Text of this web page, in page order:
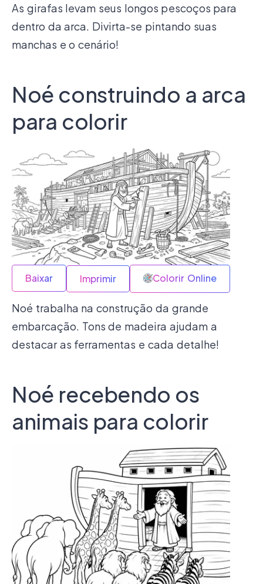
As girafas levam seus longos pescoços para
dentro da arca. Divirta-se pintando suas
manchas e o cenário!
Noé construindo a arca
para colorir
Baixar Imprimir Colorir Online
Noé trabalha na construção da grande
embarcação. Tons de madeira ajudam a
destacar as ferramentas e cada detalhe!
Noé recebendo os
animais para colorir